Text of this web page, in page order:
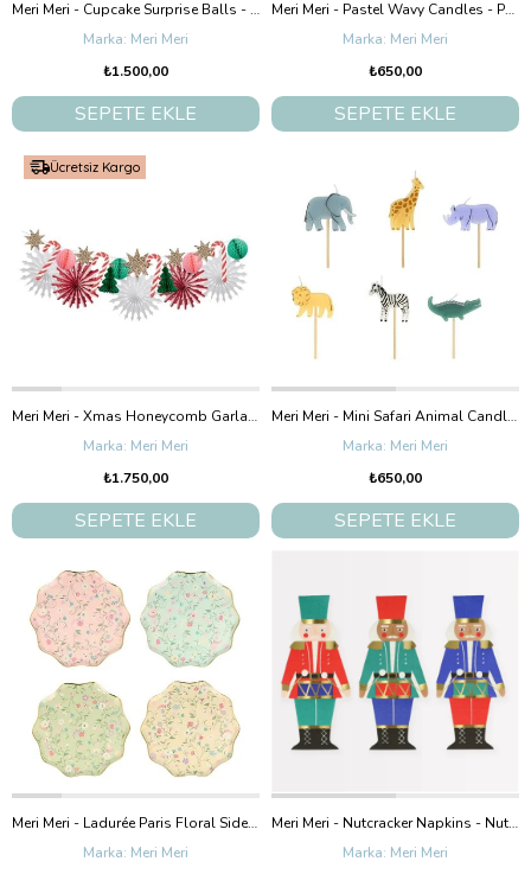
Meri Meri - Cupcake Surprise Balls - Cupcake Sürpriz Toplar - 3Lü
Meri Meri
₺1.500,00
SEPETE EKLE
Meri Meri - Pastel Wavy Candles - Pastel Dalgalı Mumlar - 16Lı
Meri Meri
₺650,00
SEPETE EKLE
Meri Meri - Xmas Honeycomb Garland - Yeni Yıl Petekli Asılan Süs
Meri Meri
₺1.750,00
SEPETE EKLE
Ücretsiz Kargo
Meri Meri - Mini Safari Animal Candles - Mini Safari Hayvan Mumları - 6'Lı
Meri Meri
₺650,00
SEPETE EKLE
Meri Meri - Ladurée Paris Floral Side Plates - Ladurée Paris Çiçekli Tabaklar (M) (8'Li)
Meri Meri
Meri Meri - Nutcracker Napkins - Nutcracker Peçeteler (16'Lı)
Meri Meri